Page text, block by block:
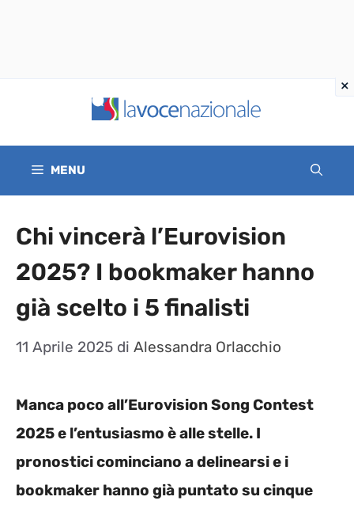
contenuto
MENU
Chi vincerà l’Eurovision
2025? I bookmaker hanno
già scelto i 5 finalisti
11 Aprile 2025 di Alessandra Orlacchio
Manca poco all’Eurovision Song Contest
2025 e l’entusiasmo è alle stelle. I
pronostici cominciano a delinearsi e i
bookmaker hanno già puntato su cinque